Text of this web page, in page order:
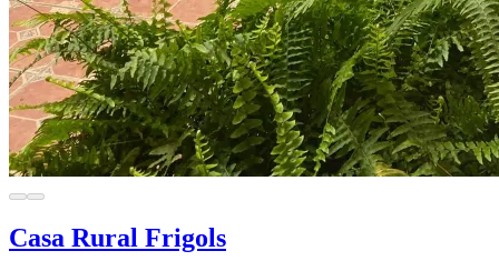
Casa Rural Frigols